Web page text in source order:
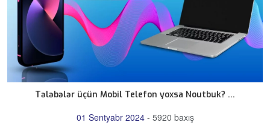
Tələbələr üçün Mobil Telefon yoxsa Noutbuk? ...
01 Sentyabr 2024- 5920 baxış